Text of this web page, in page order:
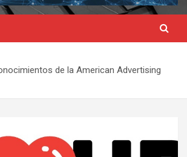
de la American Advertising